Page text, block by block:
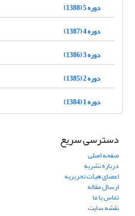
دوره 5 (1388)
دوره 4 (1387)
دوره 3 (1386)
دوره 2 (1385)
دوره 1 (1384)
دسترسی سریع
صفحه اصلی
درباره نشریه
اعضای هیات تحریریه
ارسال مقاله
تماس با ما
نقشه سایت